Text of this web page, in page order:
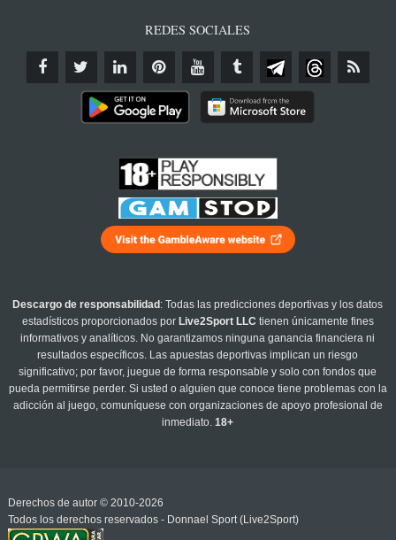
REDES SOCIALES
Descargo de responsabilidad : Todas las predicciones deportivas y los datos
estadísticos proporcionados por Live2Sport LLC tienen únicamente fines
informativos y analíticos. No garantizamos ninguna ganancia financiera ni
resultados específicos. Las apuestas deportivas implican un riesgo
significativo; por favor, juegue de forma responsable y solo con fondos que
pueda permitirse perder. Si usted o alguien que conoce tiene problemas con la
adicción al juego, comuníquese con organizaciones de apoyo profesional de
inmediato.18+
Derechos de autor © 2010-2026
Todos los derechos reservados - Donnael Sport (Live2Sport)